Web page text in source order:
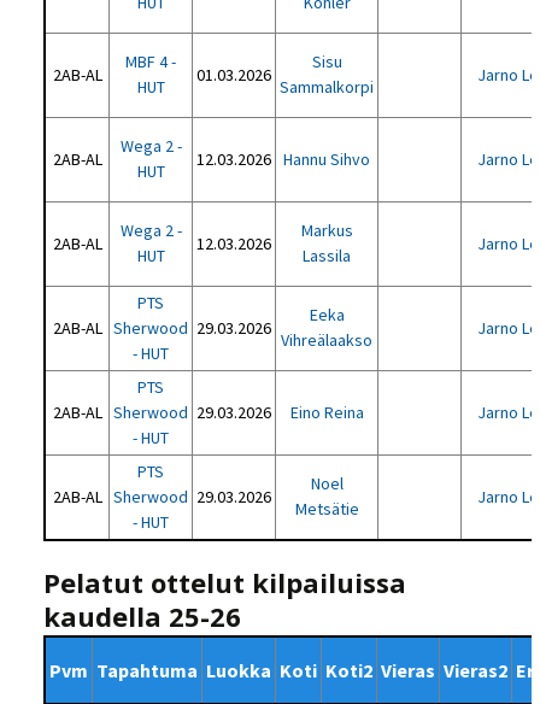
2AB-AL
MBF 4 -
HUT
01.03.2026
Sisu
Sammalkorpi
Jarno
2AB-AL
Wega 2 -
HUT
12.03.2026 Hannu Sihvo Jarno
2AB-AL
Wega 2 -
HUT
12.03.2026
Markus
Lassila
Jarno
2AB-AL
PTS
Sherwood
- HUT
29.03.2026
Eeka
Vihreälaakso
Jarno
2AB-AL
PTS
Sherwood
- HUT
29.03.2026 Eino Reina Jarno
2AB-AL
PTS
Sherwood
- HUT
29.03.2026
Noel
Metsätie
Jarno
Pelatut ottelut kilpailuissa
kaudella 25-26
Pvm Tapahtuma Luokka Koti Koti2 Vieras Vieras2